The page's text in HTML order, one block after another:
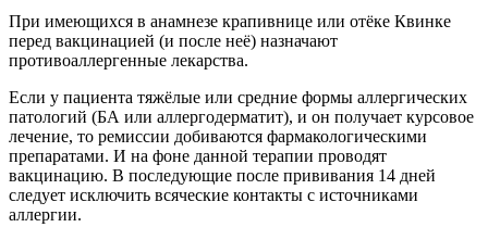
При имеющихся в анамнезе крапивнице или отёке Квинке
перед вакцинацией (и после неё) назначают
противоаллергенные лекарства.
Если у пациента тяжёлые или средние формы аллергических
патологий (БА или аллергодерматит), и он получает курсовое
лечение, то ремиссии добиваются фармакологическими
препаратами. И на фоне данной терапии проводят
вакцинацию. В последующие после прививания 14 дней
следует исключить всяческие контакты с источниками
аллергии.